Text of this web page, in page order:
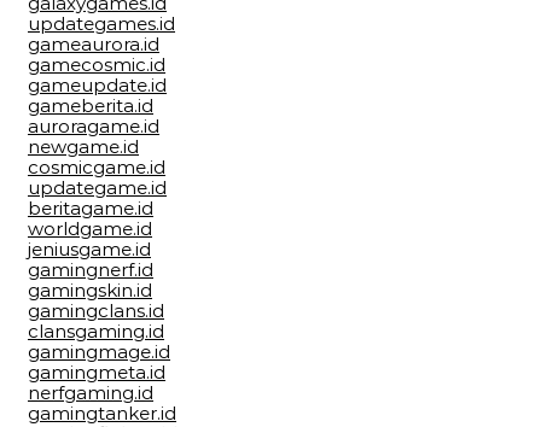
updategames.id
gameaurora.id
gamecosmic.id
gameupdate.id
gameberita.id
auroragame.id
newgame.id
cosmicgame.id
updategame.id
beritagame.id
worldgame.id
jeniusgame.id
gamingnerf.id
gamingskin.id
gamingclans.id
clansgaming.id
gamingmage.id
gamingmeta.id
nerfgaming.id
gamingtanker.id